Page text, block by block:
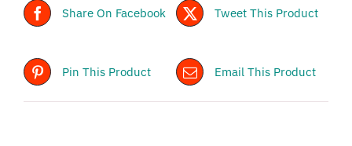
Share On Facebook Tweet This Product
Pin This Product Email This Product